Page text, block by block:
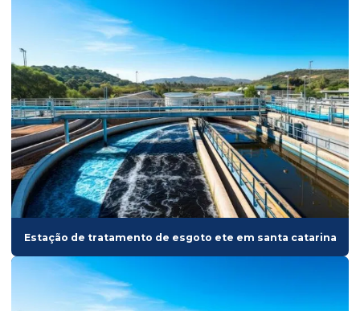
Empresa de drenagem e saneamento
Empresa de esgoto ete
Empresa especializada em drenagem
Empresa estação de tratamento de água
Empresa de estação de tratamento de esgoto
Empresa de estrutura para edifício
Empresa de eta
Empresa de ete
Empresa de gerenciamento de obras
Empresa de gerenciamento de obras privadas
Estação de tratamento de esgoto ete em santa catarina